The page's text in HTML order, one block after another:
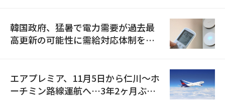
韓国政府、猛暑で電力需要が過去最
高更新の可能性に需給対応体制を点
エアプレミア、11月5日から仁川〜ホ
ーチミン路線運航へ…3年2ヶ月ぶり